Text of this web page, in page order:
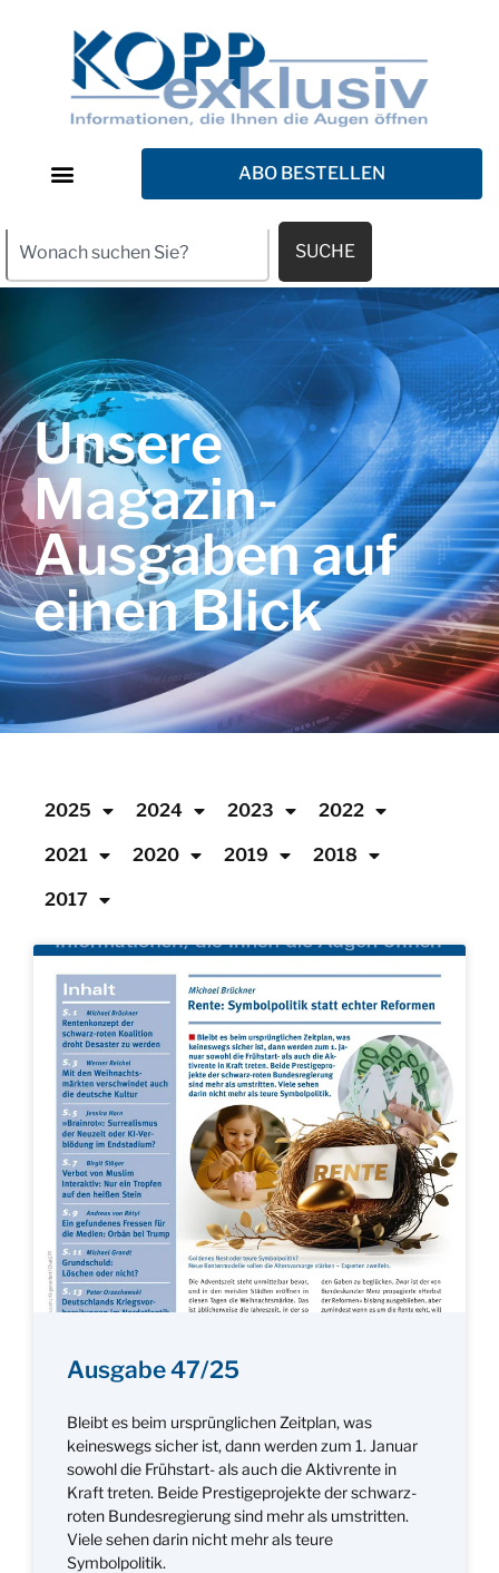
ABO BESTELLEN
SUCHE
Unsere
Magazin-
Ausgaben auf
einen Blick
2025 2024 2023 2022
2021 2020 2019 2018
2017
Ausgabe 47/25
Bleibt es beim ursprünglichen Zeitplan, was
keineswegs sicher ist, dann werden zum 1. Januar
sowohl die Frühstart- als auch die Aktivrente in
Kraft treten. Beide Prestigeprojekte der schwarz-
roten Bundesregierung sind mehr als umstritten.
Viele sehen darin nicht mehr als teure
Symbolpolitik.